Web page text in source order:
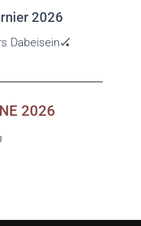
2026
Dabeisein🏑
2026